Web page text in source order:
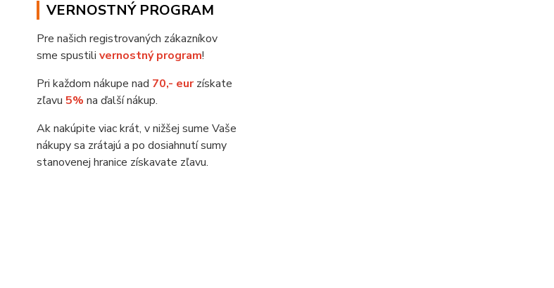
VERNOSTNÝ PROGRAM
Pre našich registrovaných zákazníkov
sme spustili vernostný program!
Pri každom nákupe nad 70,- eurzískate
zľavu 5% na ďalší nákup.
Ak nakúpite viac krát, v nižšej sume Vaše
nákupy sa zrátajú a po dosiahnutí sumy
stanovenej hranice získavate zľavu.